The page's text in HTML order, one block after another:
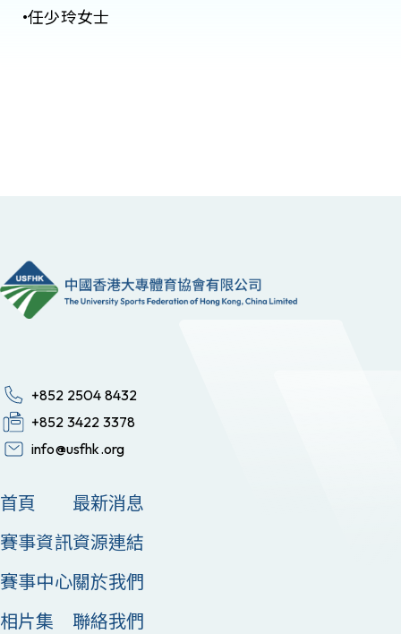
•任少玲女士
+852 2504 8432
+852 3422 3378
info@usfhk.org
首頁
賽事資訊
賽事中心
相片集
最新消息
資源連結
關於我們
聯絡我們